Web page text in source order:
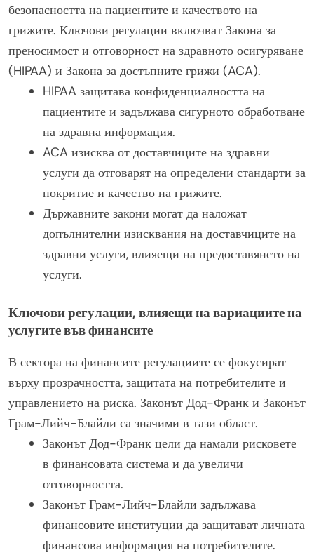
безопасността на пациентите и качеството на
грижите. Ключови регулации включват Закона за
преносимост и отговорност на здравното осигуряване
(HIPAA) и Закона за достъпните грижи (ACA).
HIPAA защитава конфиденциалността на
пациентите и задължава сигурното обработване
на здравна информация.
ACA изисква от доставчиците на здравни
услуги да отговарят на определени стандарти за
покритие и качество на грижите.
Държавните закони могат да наложат
допълнителни изисквания на доставчиците на
здравни услуги, влияещи на предоставянето на
услуги.
Ключови регулации, влияещи на вариациите на
услугите във финансите
В сектора на финансите регулациите се фокусират
върху прозрачността, защитата на потребителите и
управлението на риска. Законът Дод-Франк и Законът
Грам-Лийч-Блайли са значими в тази област.
Законът Дод-Франк цели да намали рисковете
в финансовата система и да увеличи
отговорността.
Законът Грам-Лийч-Блайли задължава
финансовите институции да защитават личната
финансова информация на потребителите.